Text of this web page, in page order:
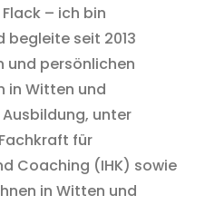
– ich bin
begleite seit 2013
und persönlichen
in Witten und
unter
für
Coaching (IHK) sowie
in Witten und